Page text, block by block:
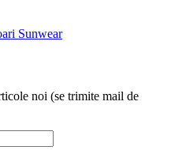
noi (se trimite mail de